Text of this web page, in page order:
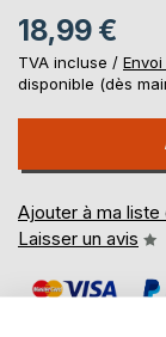
18,99 €
TVA incluse /
disponible (dès
Ajouter à ma
Laisser un avis